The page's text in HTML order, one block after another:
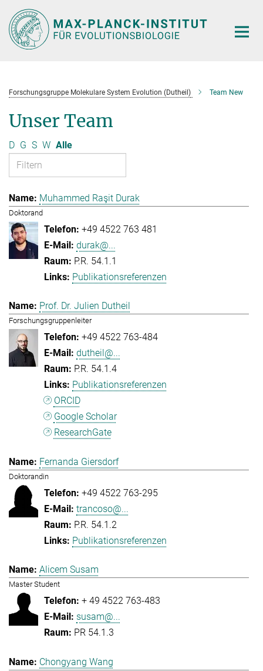
Hauptinhalt
Forschungsgruppe Molekulare System Evolution (Dutheil) Team New
Unser Team
D G S W Alle
Muhammed Raşit Durak
Doktorand
+49 4522 763 481
durak@...
P.R. 54.1.1
Publikationsreferenzen
Prof. Dr. Julien Dutheil
Forschungsgruppenleiter
+49 4522 763-484
dutheil@...
P.R. 54.1.4
Publikationsreferenzen
ORCID
Google Scholar
ResearchGate
Fernanda Giersdorf
Doktorandin
+49 4522 763-295
trancoso@...
P.R. 54.1.2
Publikationsreferenzen
Alicem Susam
Master Student
+ 49 4522 763-483
susam@...
PR 54.1.3
Chongyang Wang